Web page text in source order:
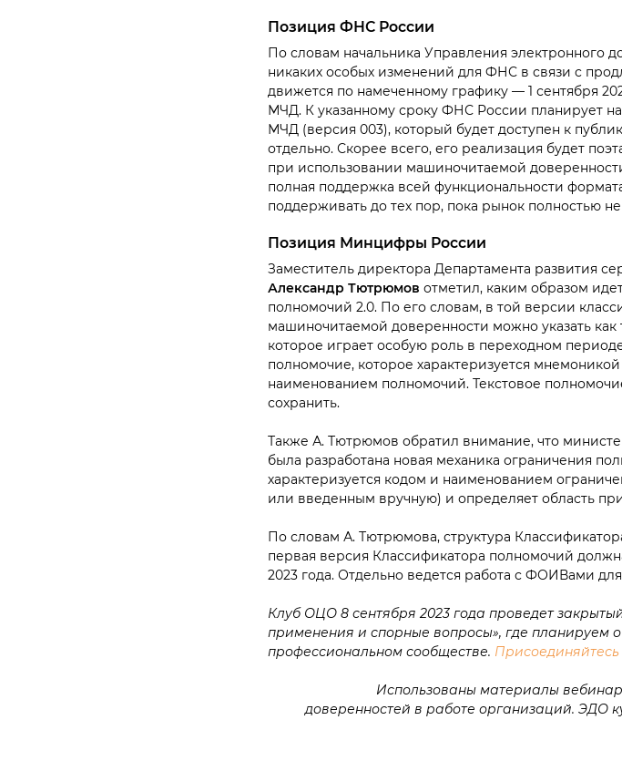
Позиция ФНС России
По словам начальника Управления электронного
никаких особых изменений для ФНС в связи с
движется по намеченному графику — 1 сентября
МЧД. К указанному сроку ФНС России планирует
МЧД (версия 003), который будет доступен к
отдельно. Скорее всего, его реализация будет
при использовании машиночитаемой
полная поддержка всей функциональности
поддерживать до тех пор, пока рынок полностью
Позиция Минцифры России
Заместитель директора Департамента развития
Александр Тютрюмов отметил, каким образом
полномочий 2.0. По его словам, в той версии
машиночитаемой доверенности можно указать
которое играет особую роль в переходном
полномочие, которое характеризуется
наименованием полномочий. Текстовое
сохранить.
Также А. Тютрюмов обратил внимание, что
была разработана новая механика ограничения
характеризуется кодом и наименованием
или введенным вручную) и определяет область
По словам А. Тютрюмова, структура
первая версия Классификатора полномочий
2023 года. Отдельно ведется работа с ФОИВами
Клуб ОЦО 8 сентября 2023 года проведет
применения и спорные вопросы», где планируем
профессиональном сообществе. Присоединяйтесь
Использованы материалы
доверенностей в работе организаций. ЭДО